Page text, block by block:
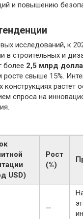
и повышению
исследований, к
в строительных и
более 2,5 млрд
свыше 15%.
конструкциях растет
спроса на
USD)
Рост
(%)
—